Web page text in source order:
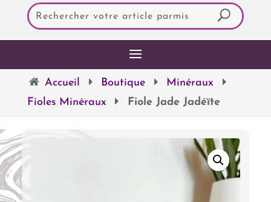
Accueil Boutique
Minéraux
Fioles Minéraux
Fiole Jade Jadéïte